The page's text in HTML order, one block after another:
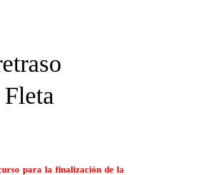
para la finalización de la